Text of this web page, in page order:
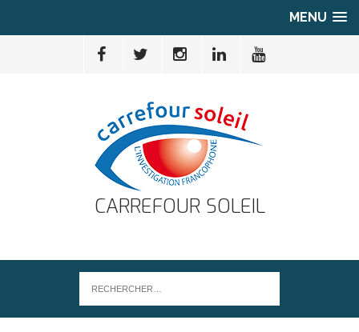
MENU
CARREFOUR SOLEIL